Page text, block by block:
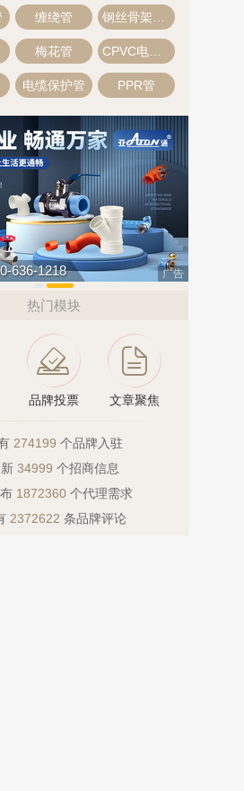
缠绕管
梅花管 CPVC电力管
电缆保护管 PPR管
636-1218 广告
热门模块
品牌投票 文章聚焦
274199 个品牌入驻
34999 个招商信息
1872360 个代理需求
2372622 条品牌评论